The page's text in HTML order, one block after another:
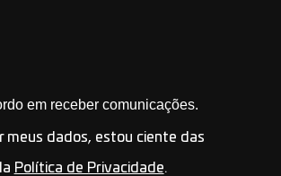
em receber comunicações.
meus dados, estou ciente das
Política de Privacidade.